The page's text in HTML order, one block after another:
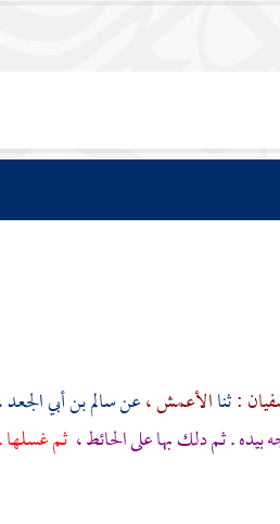
:ثناالأعمش ،عن سالم بن أبي
. ثم دلك بها على الحائط ، ثم